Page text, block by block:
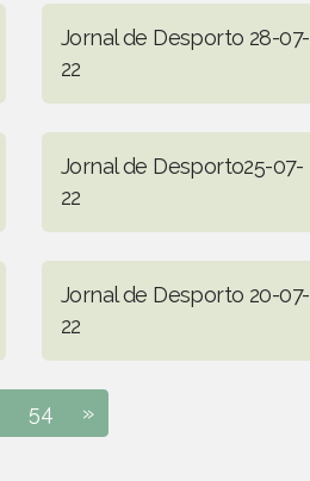
Jornal de Desporto 28-07-
22
Jornal de Desporto25-07-
22
Jornal de Desporto 20-07-
22
54 »